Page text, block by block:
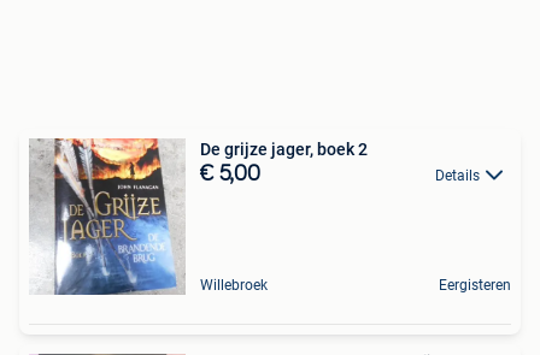
De grijze jager, boek 2
€ 5,00 Details
Willebroek Eergisteren